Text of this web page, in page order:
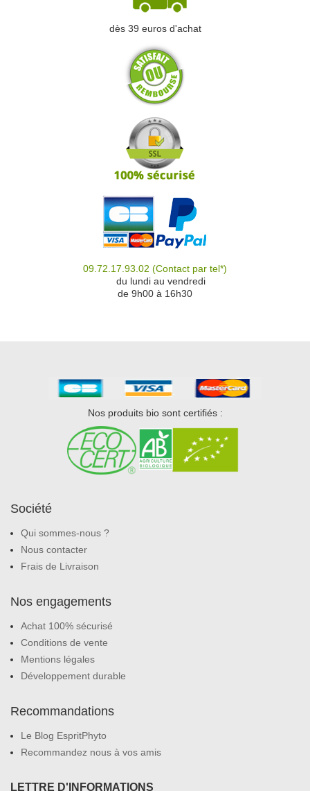
dès 39 euros d'achat
09.72.17.93.02 (Contact par tel*)
du lundi au vendredi
de 9h00 à 16h30
Nos produits bio sont certifiés :
Société
Qui sommes-nous ?
Nous contacter
Frais de Livraison
Nos engagements
Achat 100% sécurisé
Conditions de vente
Mentions légales
Développement durable
Recommandations
Le Blog EspritPhyto
Recommandez nous à vos amis
LETTRE D'INFORMATIONS